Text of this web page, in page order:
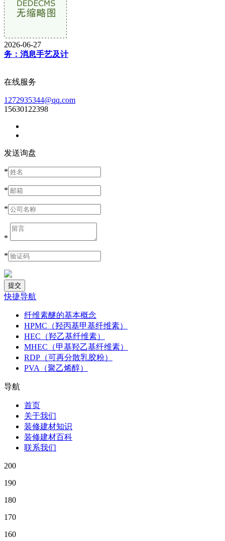
2026-06-27
务：消息手艺及计
在线服务
1272935344@qq.com
15630122398
发送询盘
*
*
*
*
*
快捷导航
纤维素醚的基本概念
HPMC（羟丙基甲基纤维素）
HEC（羟乙基纤维素）
MHEC（甲基羟乙基纤维素）
RDP（可再分散乳胶粉）
PVA（聚乙烯醇）
导航
首页
关于我们
装修建材知识
装修建材百科
联系我们
200
190
180
170
160